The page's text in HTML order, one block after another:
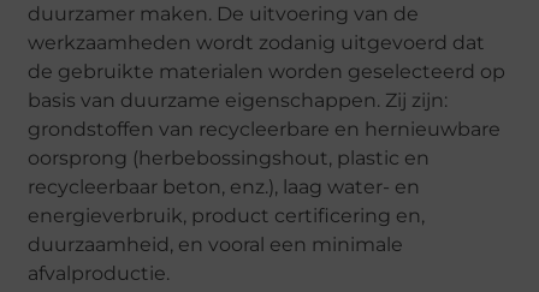
duurzamer maken. De uitvoering van de
werkzaamheden wordt zodanig uitgevoerd dat
de gebruikte materialen worden geselecteerd op
basis van duurzame eigenschappen. Zij zijn:
grondstoffen van recycleerbare en hernieuwbare
oorsprong (herbebossingshout, plastic en
recycleerbaar beton, enz.), laag water- en
energieverbruik, product certificering en,
duurzaamheid, en vooral een minimale
afvalproductie.